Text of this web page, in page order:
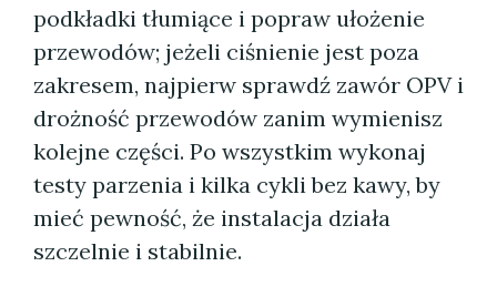
podkładki tłumiące i popraw ułożenie
przewodów; jeżeli ciśnienie jest poza
zakresem, najpierw sprawdź zawór OPV i
drożność przewodów zanim wymienisz
kolejne części. Po wszystkim wykonaj
testy parzenia i kilka cykli bez kawy, by
mieć pewność, że instalacja działa
szczelnie i stabilnie.